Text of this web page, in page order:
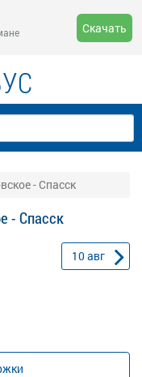
Скачать
- Спасск
- Спасск
10авг